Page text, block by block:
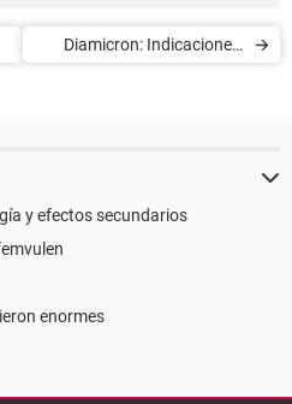
Diamicron: Indicaciones,
y efectos secundarios
enormes